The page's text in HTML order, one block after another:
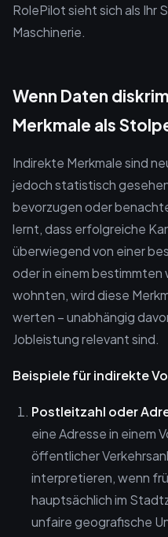
RolePilot sieht sich als Ihr
Maschinerie.
Wenn Daten
Merkmale als
Indirekte Merkmale sind
jedoch statistisch
bevorzugen oder
lernt, dass erfolgreiche
überwiegend von einer
oder in einem
wohnten, wird diese
werten – unabhängig
Jobleistung relevant sind.
Beispiele für indirekte
Postleitzahl oder
eine Adresse in einem
öffentlicher
interpretieren, wenn
hauptsächlich im
unfaire geografische